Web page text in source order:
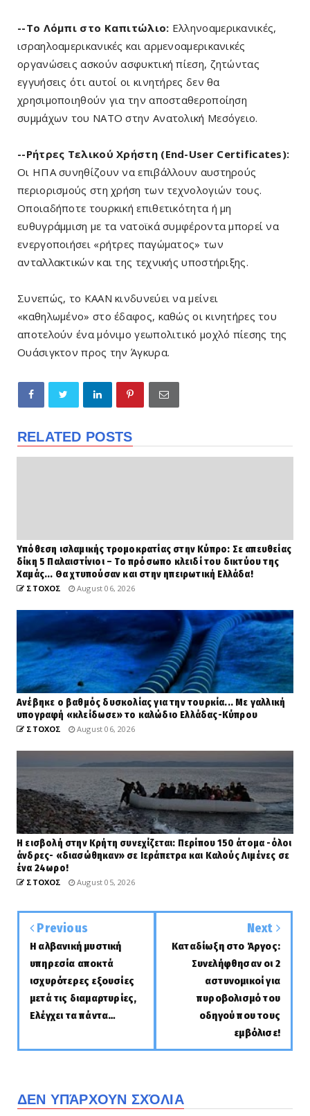
--Το Λόμπι στο Καπιτώλιο: Ελληνοαμερικανικές,
ισραηλοαμερικανικές και αρμενοαμερικανικές
οργανώσεις ασκούν ασφυκτική πίεση, ζητώντας
εγγυήσεις ότι αυτοί οι κινητήρες δεν θα
χρησιμοποιηθούν για την αποσταθεροποίηση
συμμάχων του ΝΑΤΟ στην Ανατολική Μεσόγειο.
--Ρήτρες Τελικού Χρήστη (End-User Certificates):
Οι ΗΠΑ συνηθίζουν να επιβάλλουν αυστηρούς
περιορισμούς στη χρήση των τεχνολογιών τους.
Οποιαδήποτε τουρκική επιθετικότητα ή μη
ευθυγράμμιση με τα νατοϊκά συμφέροντα μπορεί να
ενεργοποιήσει «ρήτρες παγώματος» των
ανταλλακτικών και της τεχνικής υποστήριξης.
Συνεπώς, το KAAN κινδυνεύει να μείνει
«καθηλωμένο» στο έδαφος, καθώς οι κινητήρες του
αποτελούν ένα μόνιμο γεωπολιτικό μοχλό πίεσης της
Ουάσιγκτον προς την Άγκυρα.
RELATED POSTS
Υπόθεση ισλαμικής τρομοκρατίας στην Κύπρο: Σε απευθείας
δίκη 5 Παλαιστίνιοι – Το πρόσωπο κλειδί του δικτύου της
Χαμάς... Θα χτυπούσαν και στην ηπειρωτική Ελλάδα!
ΣΤΟΧΟΣ August 06, 2026
Ανέβηκε ο βαθμός δυσκολίας για την τουρκία... Με γαλλική
υπογραφή «κλείδωσε» το καλώδιο Ελλάδας-Κύπρου
ΣΤΟΧΟΣ August 06, 2026
Η εισβολή στην Κρήτη συνεχίζεται: Περίπου 150 άτομα -όλοι
άνδρες- «διασώθηκαν» σε Ιεράπετρα και Καλούς Λιμένες σε
ένα 24ωρο!
ΣΤΟΧΟΣ August 05, 2026
Previous
Η αλβανική μυστική
υπηρεσία αποκτά
ισχυρότερες εξουσίες
μετά τις διαμαρτυρίες,
Ελέγχει τα πάντα…
Next
Καταδίωξη στο Άργος:
Συνελήφθησαν οι 2
αστυνομικοί για
πυροβολισμό του
οδηγού που τους
εμβόλισε!
ΔΕΝ ΥΠΆΡΧΟΥΝ ΣΧΌΛΙΑ